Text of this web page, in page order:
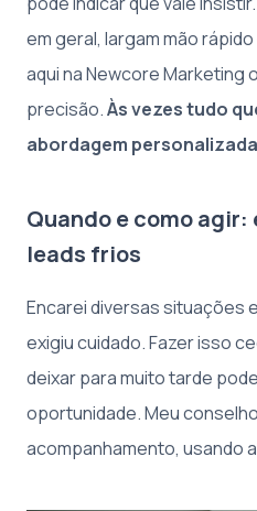
em geral, largam mão
aqui na Newcore Marketing
precisão.Às vezes tudo
abordagem
Quando e como
leads frios
Encarei diversas situações
exigiu cuidado. Fazer isso
deixar para muito tarde
oportunidade. Meu
acompanhamento, usando